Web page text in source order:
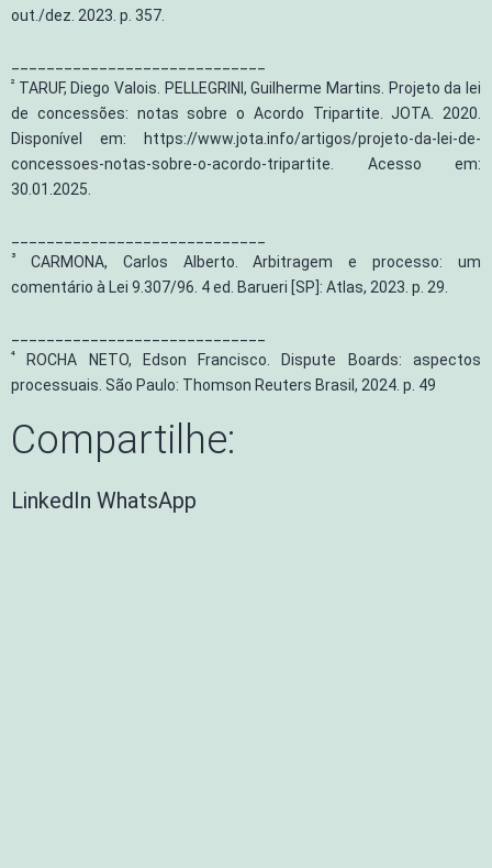
out./dez. 2023. p. 357.
² TARUF, Diego Valois. PELLEGRINI, Guilherme Martins. Projeto da lei
de concessões: notas sobre o Acordo Tripartite. JOTA. 2020.
Disponível em: https://www.jota.info/artigos/projeto-da-lei-de-
concessoes-notas-sobre-o-acordo-tripartite. Acesso em:
30.01.2025.
³
CARMONA, Carlos Alberto. Arbitragem e processo: um
comentário à Lei 9.307/96. 4 ed. Barueri [SP]: Atlas, 2023. p. 29.
⁴
ROCHA NETO, Edson Francisco. Dispute Boards: aspectos
processuais. São Paulo: Thomson Reuters Brasil, 2024. p. 49
Compartilhe:
LinkedIn WhatsApp